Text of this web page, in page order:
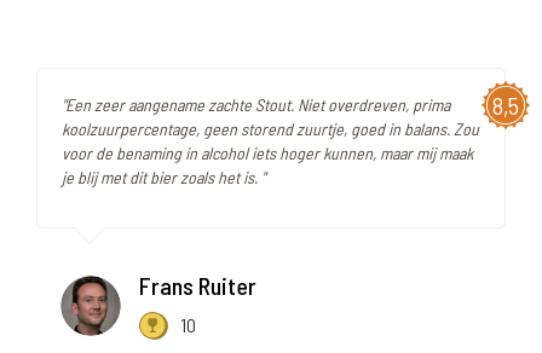
8,5
"Een zeer aangename zachte Stout. Niet overdreven, prima
koolzuurpercentage, geen storend zuurtje, goed in balans. Zou
voor de benaming in alcohol iets hoger kunnen, maar mij maak
je blij met dit bier zoals het is. "
Frans Ruiter
10